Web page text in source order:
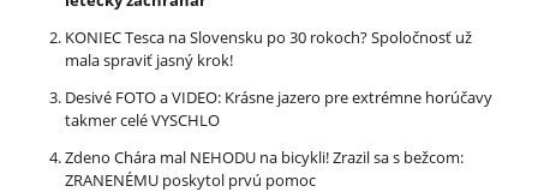
KONIEC Tesca na Slovensku po 30 rokoch? Spoločnosť už
mala spraviť jasný krok!
Desivé FOTO a VIDEO: Krásne jazero pre extrémne horúčavy
takmer celé VYSCHLO
Zdeno Chára mal NEHODU na bicykli! Zrazil sa s bežcom:
ZRANENÉMU poskytol prvú pomoc